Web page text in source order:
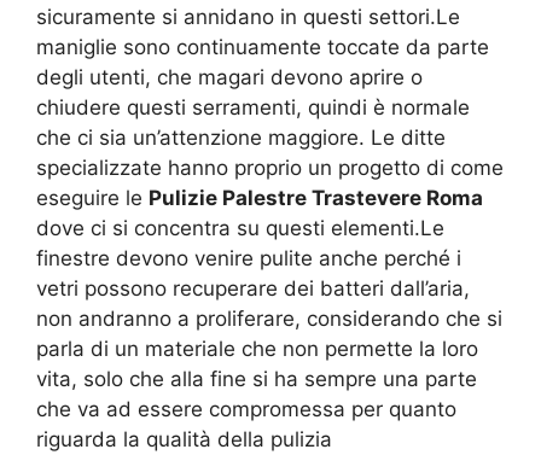
sicuramente si annidano in questi settori.Le
maniglie sono continuamente toccate da parte
degli utenti, che magari devono aprire o
chiudere questi serramenti, quindi è normale
che ci sia un’attenzione maggiore. Le ditte
specializzate hanno proprio un progetto di come
eseguire le Pulizie Palestre Trastevere Roma
dove ci si concentra su questi elementi.Le
finestre devono venire pulite anche perché i
vetri possono recuperare dei batteri dall’aria,
non andranno a proliferare, considerando che si
parla di un materiale che non permette la loro
vita, solo che alla fine si ha sempre una parte
che va ad essere compromessa per quanto
riguarda la qualità della pulizia